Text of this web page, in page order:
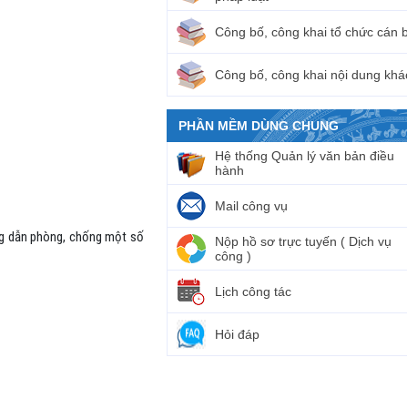
dẫn phòng, chống một số
Công bố, công khai tổ chức cán
Công bố, công khai nội dung
PHẦN MỀM DÙNG CHUNG
Hệ thống Quản lý văn bản điều
hành
Mail công vụ
Nộp hồ sơ trực tuyến ( Dịch vụ
công )
Lịch công tác
Hỏi đáp